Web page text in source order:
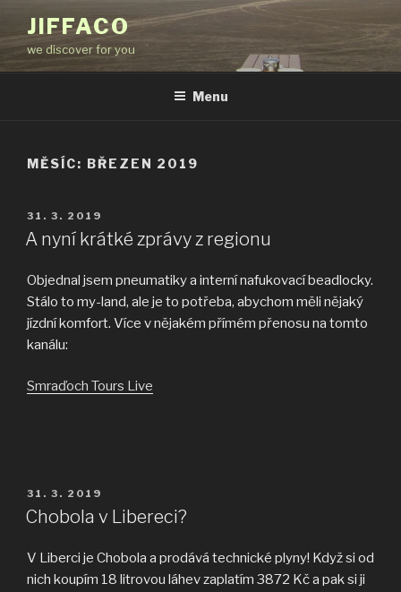
obsahu
webu
JIFFACO
we discover for you
Menu
MĚSÍC: BŘEZEN 2019
PUBLIKOVÁNO
31. 3. 2019
A nyní krátké zprávy z regionu
Objednal jsem pneumatiky a interní nafukovací beadlocky.
Stálo to my-land, ale je to potřeba, abychom měli nějaký
jízdní komfort. Více v nějakém přímém přenosu na tomto
kanálu:
Smraďoch Tours Live
PUBLIKOVÁNO
31. 3. 2019
Chobola v Libereci?
V Liberci je Chobola a prodává technické plyny! Když si od
nich koupím 18 litrovou láhev zaplatím 3872 Kč a pak si ji